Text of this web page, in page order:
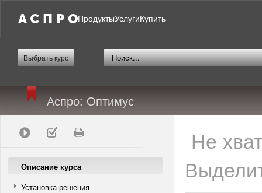
ПродуктыУслугиКупить
Выбрать курс
Аспро: Оптимус
Описание курса
Установка решения
Не